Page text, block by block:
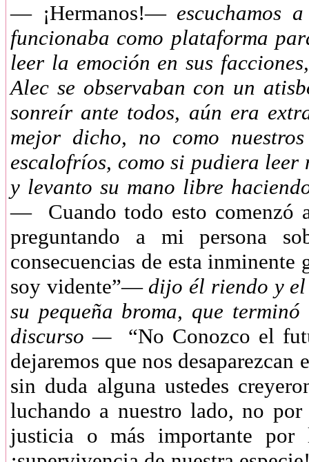
— ¡Hermanos!—escuchamos
funcionaba como plataforma
leer la emoción en sus
Alec se observaban con un
sonreír ante todos, aún era
mejor dicho, no como
escalofríos, como si pudiera
y levanto su mano libre
— Cuando todo esto comenzó
preguntando a mi persona
consecuencias de esta
soy vidente”—dijo él riendo y el
su pequeña broma, que
discurso — “No Conozco el
dejaremos que nos
sin duda alguna ustedes
luchando a nuestro lado, no
justicia o más importante